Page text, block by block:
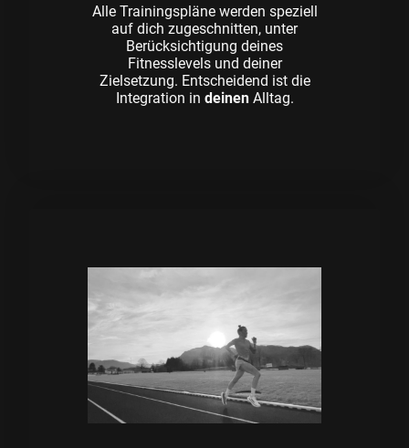
Alle Trainingspläne werden speziell
auf dich zugeschnitten, unter
Berücksichtigung deines
Fitnesslevels und deiner
Zielsetzung. Entscheidend ist die
Integration in deinenAlltag.